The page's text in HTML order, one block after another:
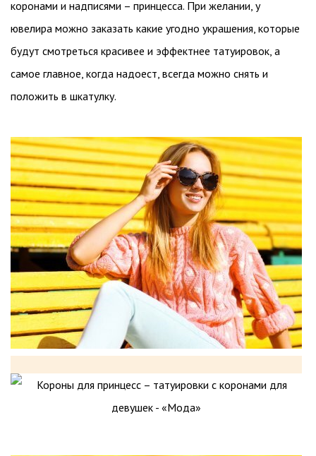
коронами и надписями – принцесса. При желании, у
ювелира можно заказать какие угодно украшения, которые
будут смотреться красивее и эффектнее татуировок, а
самое главное, когда надоест, всегда можно снять и
положить в шкатулку.